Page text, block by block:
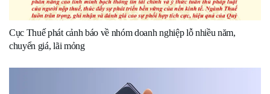
Cục Thuế phát cảnh báo về nhóm doanh nghiệp lỗ nhiều năm,
chuyển giá, lãi mỏng